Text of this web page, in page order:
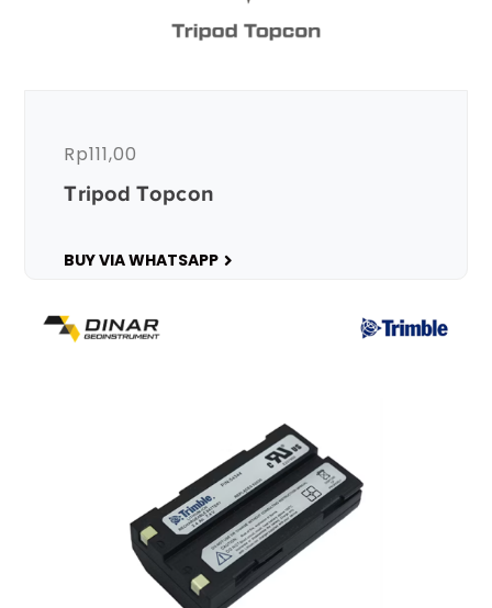
Tripod Topcon
Rp111,00
BUY VIA WHATSAPP